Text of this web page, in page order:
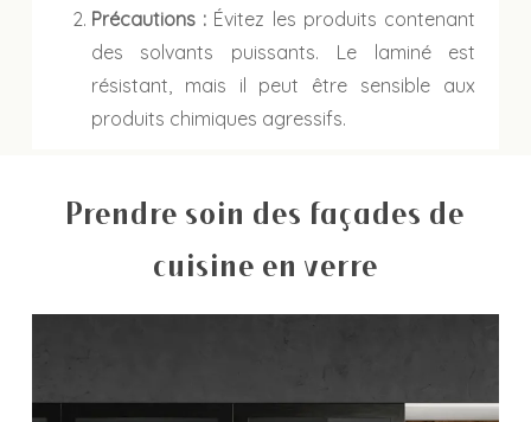
Précautions : Évitez les produits contenant
des solvants puissants. Le laminé est
résistant, mais il peut être sensible aux
produits chimiques agressifs.
Prendre soin des façades de
cuisine en verre